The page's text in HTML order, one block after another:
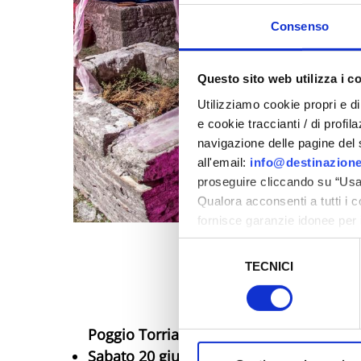
Consenso
Questo sito web utilizza i
Utilizziamo cookie propri e
e cookie traccianti / di
navigazione delle pagine
all'email:
proseguire cliccando su
Qualora acconsenti a tutti i
fornisce garanzie idonee
sicurezza a Tutela dei
TECNICI
Poggio Torriana
Sabato 20 giugno
l'Anfiteatro di Poggio